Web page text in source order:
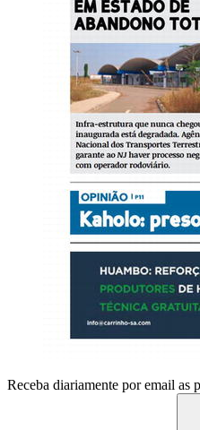
Receba diariamente por email